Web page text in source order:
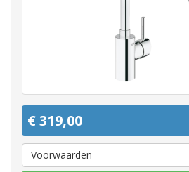
€ 319,00
Voorwaarden